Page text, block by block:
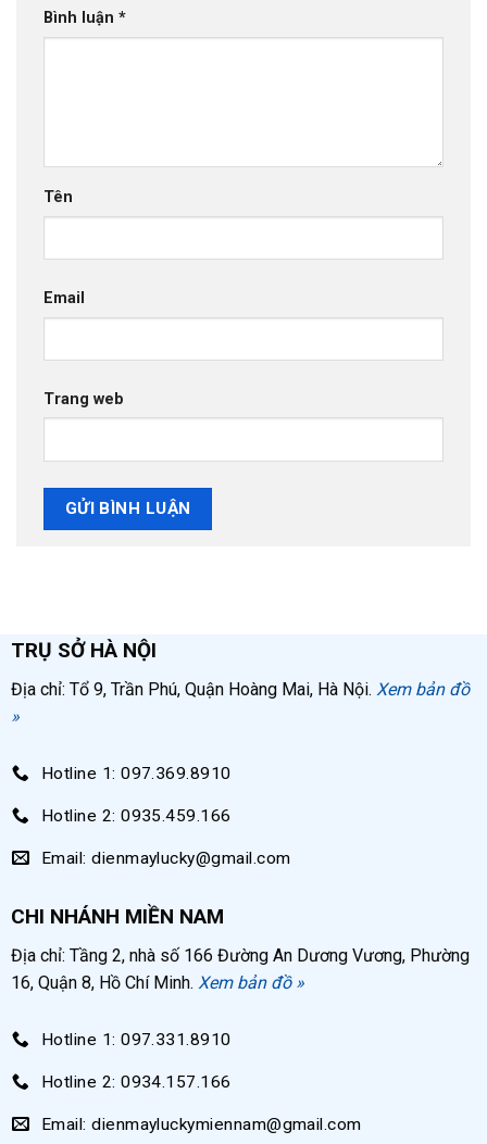
Bình luận *
Tên
Email
Trang web
TRỤ SỞ HÀ NỘI
Địa chỉ: Tổ 9, Trần Phú, Quận Hoàng Mai, Hà Nội. Xem bản đồ
»
Hotline 1: 097.369.8910
Hotline 2: 0935.459.166
Email: dienmaylucky@gmail.com
CHI NHÁNH MIỀN NAM
Địa chỉ: Tầng 2, nhà số 166 Đường An Dương Vương, Phường
16, Quận 8, Hồ Chí Minh. Xem bản đồ »
Hotline 1: 097.331.8910
Hotline 2: 0934.157.166
Email: dienmayluckymiennam@gmail.com